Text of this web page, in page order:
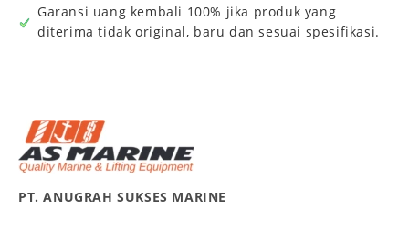
Garansi uang kembali 100% jika produk yang
diterima tidak original, baru dan sesuai spesifikasi.
PT. ANUGRAH SUKSES MARINE